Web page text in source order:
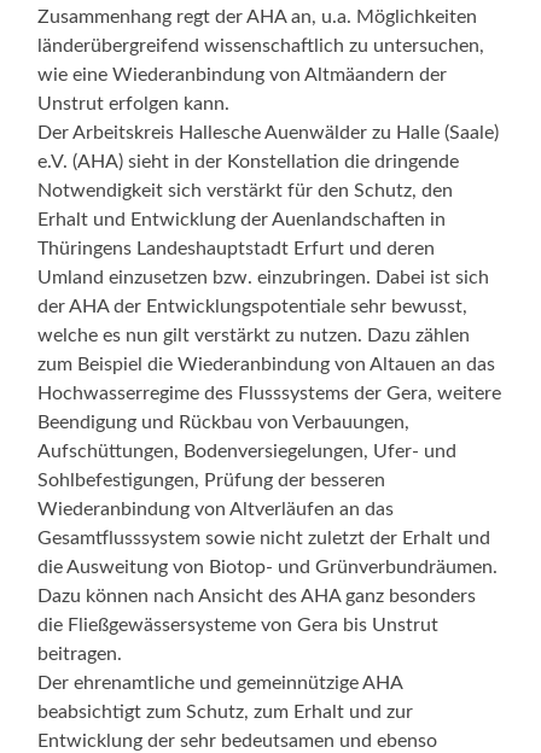
Zusammenhang regt der AHA an, u.a. Möglichkeiten
länderübergreifend wissenschaftlich zu untersuchen,
wie eine Wiederanbindung von Altmäandern der
Unstrut erfolgen kann.
Der Arbeitskreis Hallesche Auenwälder zu Halle (Saale)
e.V. (AHA) sieht in der Konstellation die dringende
Notwendigkeit sich verstärkt für den Schutz, den
Erhalt und Entwicklung der Auenlandschaften in
Thüringens Landeshauptstadt Erfurt und deren
Umland einzusetzen bzw. einzubringen. Dabei ist sich
der AHA der Entwicklungspotentiale sehr bewusst,
welche es nun gilt verstärkt zu nutzen. Dazu zählen
zum Beispiel die Wiederanbindung von Altauen an das
Hochwasserregime des Flusssystems der Gera, weitere
Beendigung und Rückbau von Verbauungen,
Aufschüttungen, Bodenversiegelungen, Ufer- und
Sohlbefestigungen, Prüfung der besseren
Wiederanbindung von Altverläufen an das
Gesamtflusssystem sowie nicht zuletzt der Erhalt und
die Ausweitung von Biotop- und Grünverbundräumen.
Dazu können nach Ansicht des AHA ganz besonders
die Fließgewässersysteme von Gera bis Unstrut
beitragen.
Der ehrenamtliche und gemeinnützige AHA
beabsichtigt zum Schutz, zum Erhalt und zur
Entwicklung der sehr bedeutsamen und ebenso